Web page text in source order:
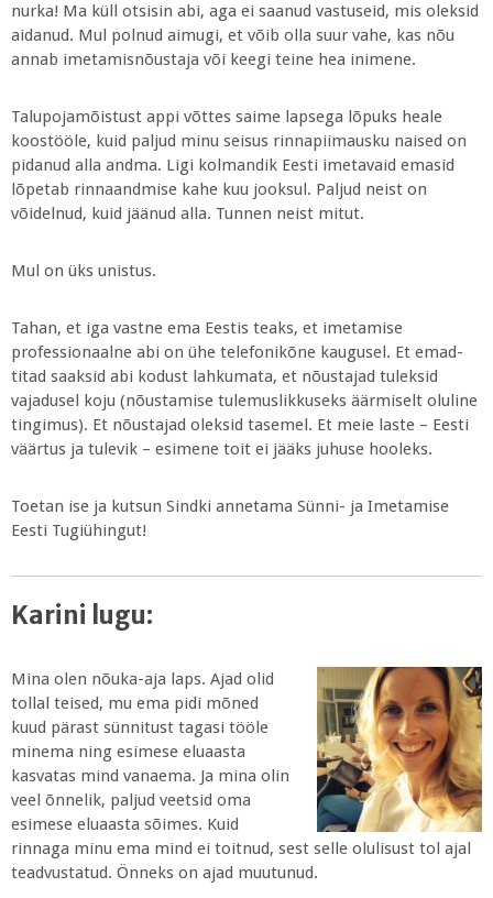
nurka! Ma küll otsisin abi, aga ei saanud vastuseid, mis oleksid
aidanud. Mul polnud aimugi, et võib olla suur vahe, kas nõu
annab imetamisnõustaja või keegi teine hea inimene.
Talupojamõistust appi võttes saime lapsega lõpuks heale
koostööle, kuid paljud minu seisus rinnapiimausku naised on
pidanud alla andma. Ligi kolmandik Eesti imetavaid emasid
lõpetab rinnaandmise kahe kuu jooksul. Paljud neist on
võidelnud, kuid jäänud alla. Tunnen neist mitut.
Mul on üks unistus.
Tahan, et iga vastne ema Eestis teaks, et imetamise
professionaalne abi on ühe telefonikõne kaugusel. Et emad-
titad saaksid abi kodust lahkumata, et nõustajad tuleksid
vajadusel koju (nõustamise tulemuslikkuseks äärmiselt oluline
tingimus). Et nõustajad oleksid tasemel. Et meie laste – Eesti
väärtus ja tulevik – esimene toit ei jääks juhuse hooleks.
Toetan ise ja kutsun Sindki annetama Sünni- ja Imetamise
Eesti Tugiühingut!
Karini lugu:
Mina olen nõuka-aja laps. Ajad olid
tollal teised, mu ema pidi mõned
kuud pärast sünnitust tagasi tööle
minema ning esimese eluaasta
kasvatas mind vanaema. Ja mina olin
veel õnnelik, paljud veetsid oma
esimese eluaasta sõimes. Kuid
rinnaga minu ema mind ei toitnud, sest selle olulisust tol ajal
teadvustatud. Önneks on ajad muutunud.